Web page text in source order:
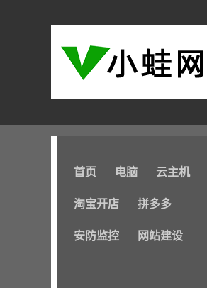
首页 电脑 云主机
淘宝开店 拼多多
安防监控 网站建设
显卡A卡好还是
2024-08-15